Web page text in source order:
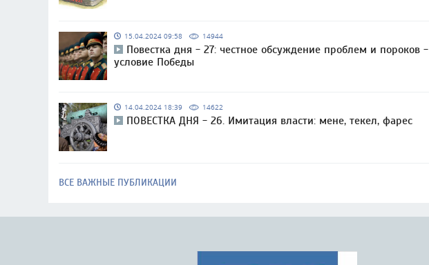
15.04.2024 09:58 14944
Повестка дня - 27: честное обсуждение проблем и пороков -
условие Победы
14.04.2024 18:39 14622
ПОВЕСТКА ДНЯ - 26. Имитация власти: мене, текел, фарес
ВСЕ ВАЖНЫЕ ПУБЛИКАЦИИ